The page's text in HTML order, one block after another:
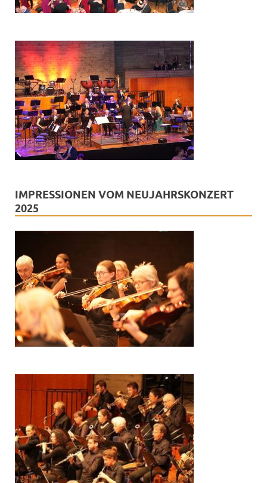
IMPRESSIONEN VOM NEUJAHRSKONZERT
2025